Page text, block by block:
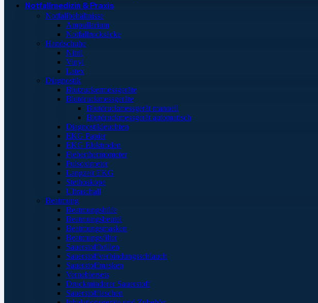
Notfallmedizin & Praxis
Notfallbehältnisse
Ampullarium
Notfallrucksäcke
Handschuhe
Nitril
Vinyl
Latex
Diagnostik
Blutzuckermessgeräte
Blutdruckmessgeräte
Blutdruckmessgerät manuell
Blutdruckmessgerät automatisch
Diagnostikleuchten
EKG Papier
EKG Elektroden
Fieberthermometer
Pulsoximeter
Langzeit EKG
Stethoskope
Ultraschall
Beatmung
Beatmungshilfe
Beatmungsbeutel
Beatmungsmasken
Beatmungsfilter
Sauerstoffbrillen
Sauerstoffverbindungsschlauch
Sauerstoffmasken
Verneblersets
Druckminderer Sauerstoff
Sauerstofftaschen